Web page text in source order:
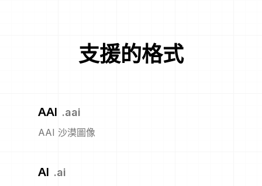
支援的格式
AAI .aai
AAI 沙漠圖像
AI .ai